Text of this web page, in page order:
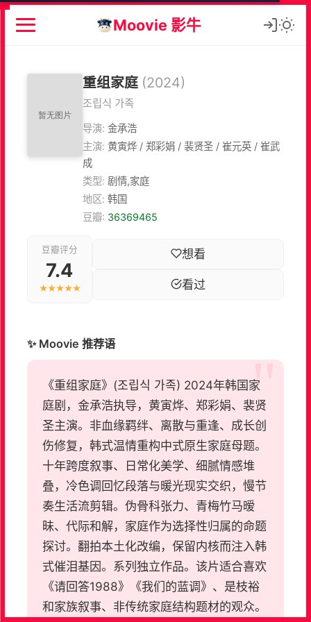
Moovie 影牛
重组家庭 (2024)
조립식 가족
导演: 金承浩
主演: 黄寅烨 / 郑彩娟 / 裴贤圣 / 崔元英 / 崔武
成
类型: 剧情,家庭
地区: 韩国
豆瓣: 36369465
豆瓣评分
7.4
★★★★★
想看
看过
✨ Moovie 推荐语
《重组家庭》(조립식 가족) 2024年韩国家
庭剧，金承浩执导，黄寅烨、郑彩娟、裴贤
圣主演。非血缘羁绊、离散与重逢、成长创
伤修复，韩式温情重构中式原生家庭母题。
十年跨度叙事、日常化美学、细腻情感堆
叠，冷色调回忆段落与暖光现实交织，慢节
奏生活流剪辑。伪骨科张力、青梅竹马暧
昧、代际和解，家庭作为选择性归属的命题
探讨。翻拍本土化改编，保留内核而注入韩
式催泪基因。系列独立作品。该片适合喜欢
《请回答1988》《我们的蓝调》、是枝裕
和家族叙事、非传统家庭结构题材的观众。